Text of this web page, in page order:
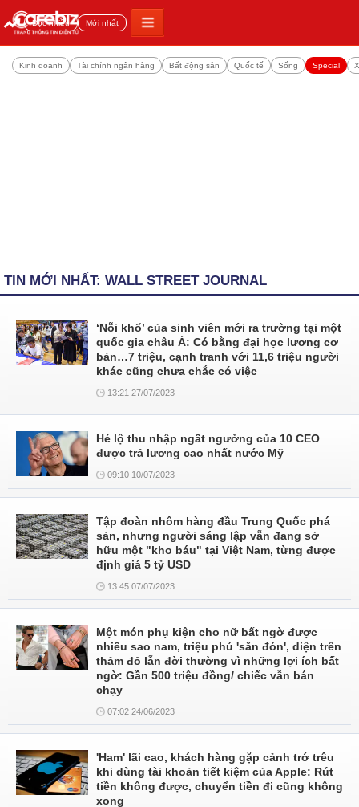
Đọc nhiều Mới nhất
Kinh doanh Tài chính ngân hàng Bất động sản Quốc tế Sống Special
TIN MỚI NHẤT: WALL STREET JOURNAL
‘Nỗi khổ’ của sinh viên mới ra trường tại một
quốc gia châu Á: Có bằng đại học lương cơ
bản…7 triệu, cạnh tranh với 11,6 triệu người
khác cũng chưa chắc có việc
13:21 27/07/2023
Hé lộ thu nhập ngất ngưởng của 10 CEO
được trả lương cao nhất nước Mỹ
09:10 10/07/2023
Tập đoàn nhôm hàng đầu Trung Quốc phá
sản, nhưng người sáng lập vẫn đang sở
hữu một "kho báu" tại Việt Nam, từng được
định giá 5 tỷ USD
13:45 07/07/2023
Một món phụ kiện cho nữ bất ngờ được
nhiều sao nam, triệu phú 'săn đón', diện trên
thảm đỏ lẫn đời thường vì những lợi ích bất
ngờ: Gần 500 triệu đồng/ chiếc vẫn bán
chạy
07:02 24/06/2023
'Ham' lãi cao, khách hàng gặp cảnh trớ trêu
khi dùng tài khoản tiết kiệm của Apple: Rút
tiền không được, chuyển tiền đi cũng không
xong